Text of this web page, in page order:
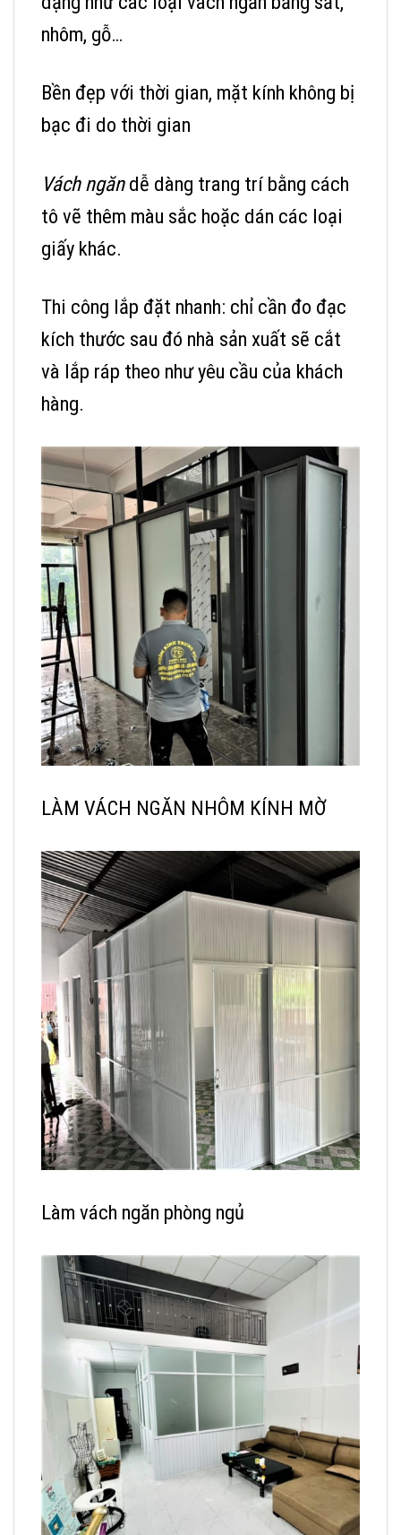
nhôm, gỗ…
Bền đẹp với thời gian, mặt kính không bị
bạc đi do thời gian
Vách ngăndễ dàng trang trí bằng cách
tô vẽ thêm màu sắc hoặc dán các loại
giấy khác.
Thi công lắp đặt nhanh: chỉ cần đo đạc
kích thước sau đó nhà sản xuất sẽ cắt
và lắp ráp theo như yêu cầu của khách
hàng.
LÀM VÁCH NGĂN NHÔM KÍNH MỜ
Làm vách ngăn phòng ngủ